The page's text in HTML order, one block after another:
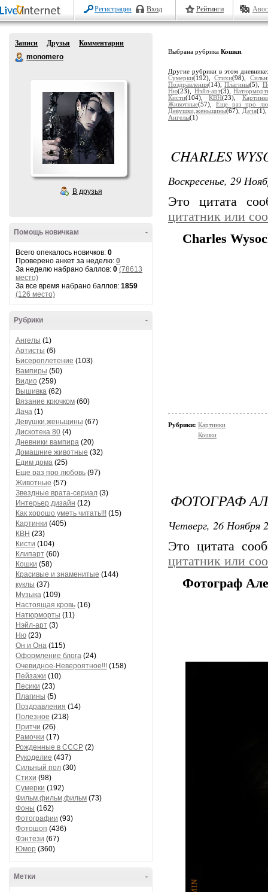
Регистрация Вход Рейтинги
Записи Друзья
Комментарии
monomero
В друзья
-
Помощь новичкам
Всего опекалось новичков: 0
Проверено анкет за неделю: 0
За неделю набрано баллов: 0 (78613
место)
За все время набрано баллов: 1859
(126 место)
-
Рубрики
Ангелы (1)
Артисты (6)
Бисероплетение (103)
Вампиры (50)
Видио (259)
Вышивка (62)
Вязание крючком (60)
Дача (1)
Девушки,женьщины (67)
Дискотека 80 (4)
Дневники вампира (20)
Домашние животные (32)
Едим дома (25)
Еще раз про любовь (97)
Животные (57)
Звездные врата-сериал (3)
Интерьер,дизайн (12)
Как хорошо уметь читать!!! (15)
Картинки (405)
КВН (23)
Кисти (104)
Клипарт (60)
Кошки (58)
Красивые и знаменитые (144)
куклы (37)
Музыка (109)
Настоящая кровь (16)
Натюрморты (11)
Нэйл-арт (3)
Ню (23)
Он и Она (115)
Оформление блога (24)
Очевидное-Невероятное!!! (158)
Пейзажи (10)
Песики (23)
Плагины (5)
Поздравления (14)
Полезное (218)
Притчи (26)
Рамочки (17)
Рожденные в СССР (2)
Рукоделие (437)
Сильный пол (30)
Стихи (98)
Сумерки (192)
Фильм,фильм,фильм (73)
Фоны (162)
Фотографии (93)
Фотошоп (436)
Фэнтези (67)
Юмор (360)
-
Метки
Выбрана рубрика Кошки
Другие рубрики в этом
Сумерки(192),Стихи(98),
Поздравления(14),Плагины(5),
Ню(23), Нэйл-арт(3),
Кисти(104),КВН(23),
Животные(57), Еще раз про
Девушки,женьщины(67), Дача(1),
Ангелы(1)
CHARLES
Воскресенье, 29
Это цитата
цитатник или
Charles
Рубрики: Картинки
Кошки
ФОТОГРАФ
Четверг, 26 Ноября
Это цитата
цитатник или
Фотограф